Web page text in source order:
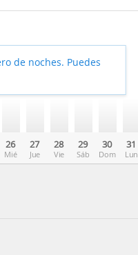
26
Mié
27
Jue
28
Vie
29
Sáb
30
Dom
31
Lun
de noches. Puedes